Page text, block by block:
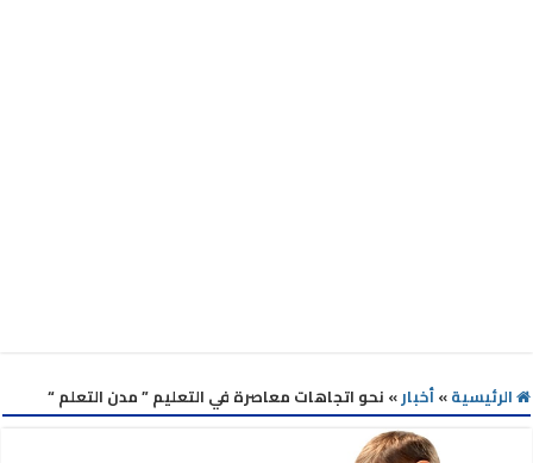
الرئيسية»أخبار» نحو اتجاهات معاصرة في التعليم ” مدن التعلم “